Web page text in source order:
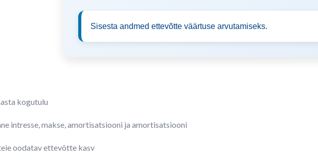
Sisesta andmed ettevõtte väärtuse arvutamiseks.
kogutulu
intresse, makse, amortisatsiooni ja amortisatsiooni
oodatav ettevõtte kasv